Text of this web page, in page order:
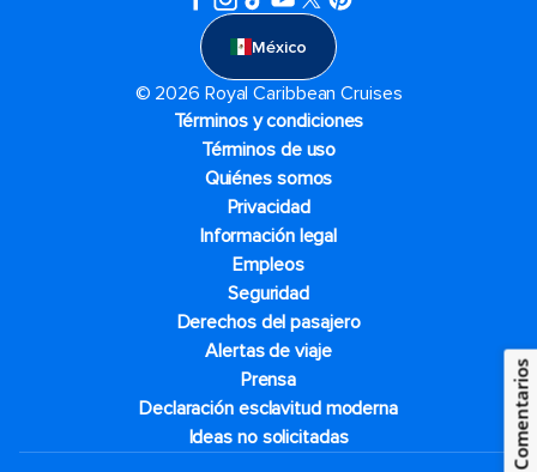
México
© 2026 Royal Caribbean Cruises
Términos y condiciones
Términos de uso
Quiénes somos
Privacidad
Información legal
Empleos
Seguridad
Derechos del pasajero
Alertas de viaje
Prensa
Declaración esclavitud moderna
Ideas no solicitadas
Comentarios